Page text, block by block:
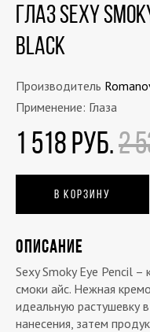
глаз Sexy
Black
Производитель
Применение: Глаза
1 518 РУБ.2
В КОРЗИНУ
ОПИСАНИЕ
Sexy Smoky Eye Pencil
смоки айс. Нежная
идеальную растушевку
нанесения, затем